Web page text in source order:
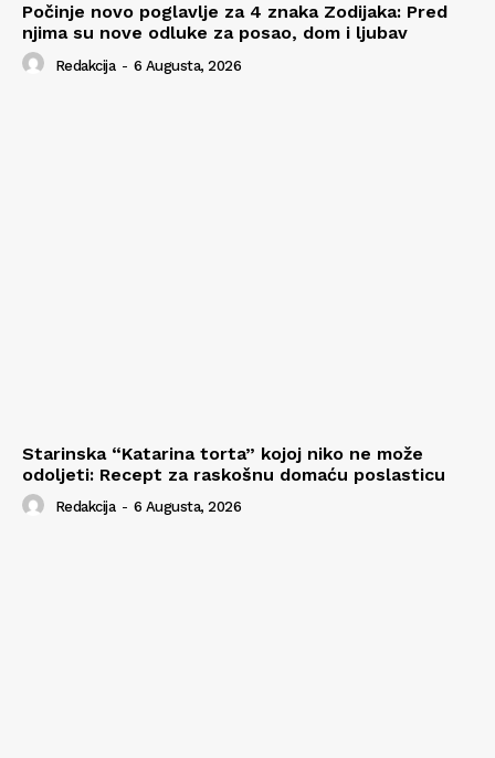
Počinje novo poglavlje za 4 znaka Zodijaka: Pred
njima su nove odluke za posao, dom i ljubav
Redakcija - 6 Augusta, 2026
Starinska “Katarina torta” kojoj niko ne može
odoljeti: Recept za raskošnu domaću poslasticu
Redakcija - 6 Augusta, 2026